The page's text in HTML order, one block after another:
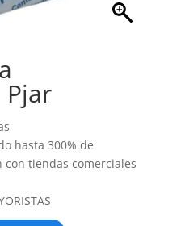
hasta 300% de
tiendas comerciales